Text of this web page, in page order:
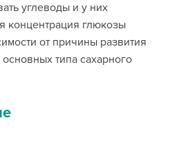
углеводы и у них
концентрация глюкозы
от причины развития
типа сахарного